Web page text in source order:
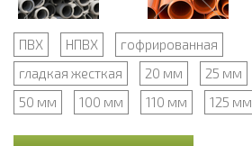
ПВХ НПВХ
гофрированная
гладкая жесткая
20 мм 25 мм
50 мм
100 мм 110 мм 125 мм